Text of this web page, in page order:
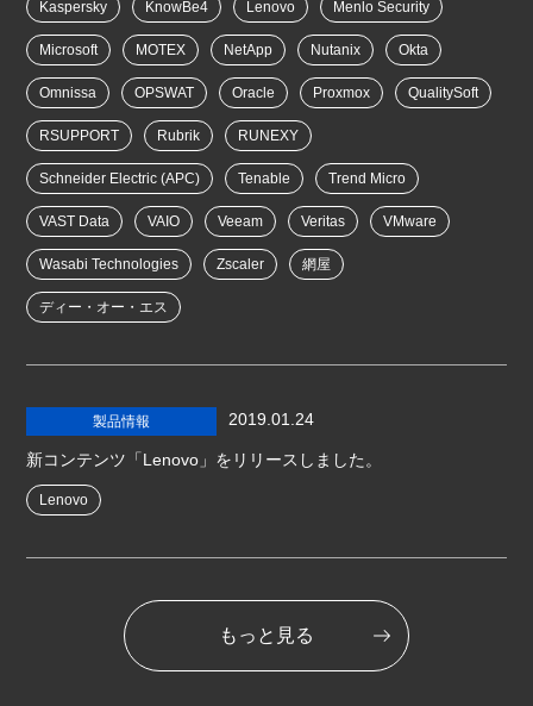
Kaspersky KnowBe4 Lenovo Menlo Security
Microsoft MOTEX NetApp Nutanix Okta
Omnissa OPSWAT Oracle Proxmox QualitySoft
RSUPPORT Rubrik RUNEXY
Schneider Electric (APC) Tenable Trend Micro
VAST Data VAIO Veeam Veritas VMware
Wasabi Technologies Zscaler 網屋
ディー・オー・エス
製品情報 2019.01.24
新コンテンツ「Lenovo」をリリースしました。
Lenovo
もっと見る